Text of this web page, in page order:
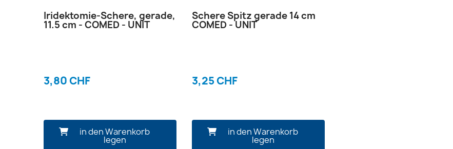
Iridektomie-Schere, gerade,
11.5 cm - COMED - UNIT
3,80 CHF
in den Warenkorb
legen
Schere Spitz gerade 14 cm
COMED - UNIT
3,25 CHF
in den Warenkorb
legen